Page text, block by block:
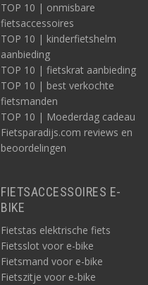
TOP 10 | onmisbare
fietsaccessoires
TOP 10 | kinderfietshelm
aanbieding
TOP 10 | fietskrat aanbieding
TOP 10 | best verkochte
fietsmanden
TOP 10 | Moederdag cadeau
Fietsparadijs.com reviews en
beoordelingen
FIETSACCESSOIRES E-
BIKE
Fietstas elektrische fiets
Fietsslot voor e-bike
Fietsmand voor e-bike
Fietszitje voor e-bike